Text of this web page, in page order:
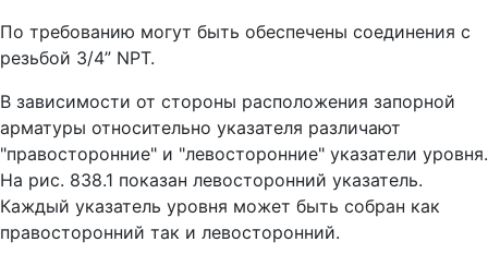
По требованию могут быть обеспечены соединения с
резьбой 3/4” NPT.
В зависимости от стороны расположения запорной
арматуры относительно указателя различают
"правосторонние" и "левосторонние" указатели уровня.
На рис. 838.1 показан левосторонний указатель.
Каждый указатель уровня может быть собран как
правосторонний так и левосторонний.